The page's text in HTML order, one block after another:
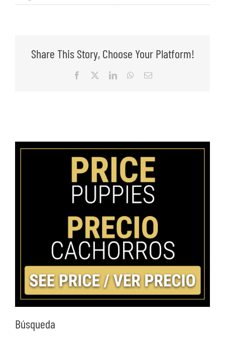
Share This Story, Choose Your Platform!
Facebook LinkedInWhatsApp
Email
Búsqueda